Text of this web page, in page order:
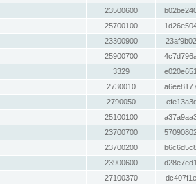
23500600
25700100
23300900
25900700
3329
2730010
2790050
25100100
23700700
23700200
23900600
27100370